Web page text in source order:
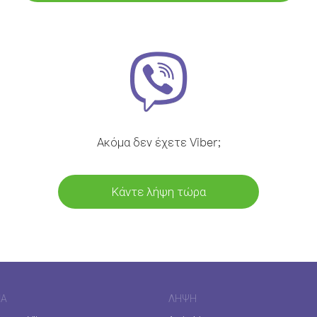
Ακόμα δεν έχετε Viber;
Κάντε λήψη τώρα
ΛΉΨΗ